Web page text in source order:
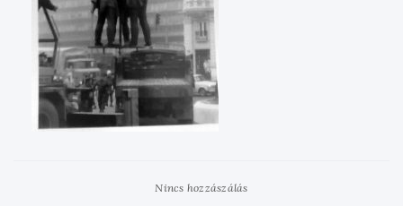
Nincs hozzászálás